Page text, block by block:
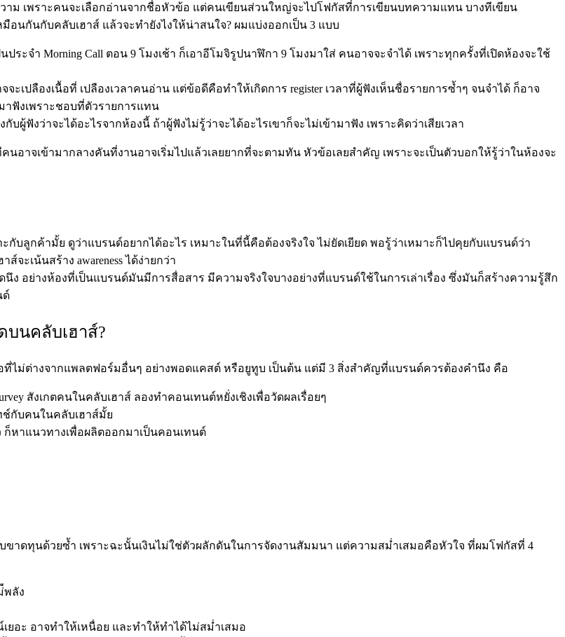
าม เพราะคนจะเลือกอ่านจากชื่อหัวข้อ แต่คนเขียนส่วนใหญ่จะไปโฟกัสที่การเขียนบทความแทน บางทีเขียน
กันกับคลับเฮาส์ แล้วจะทำยังไงให้น่าสนใจ? ผมแบ่งออกเป็น 3 แบบ
ระจำ Morning Call ตอน 9 โมงเช้า ก็เอาอีโมจิรูปนาฬิกา 9 โมงมาใส่ คนอาจจะจำได้ เพราะทุกครั้งที่เปิดห้องจะใช้
จะเปลืองเนื้อที่ เปลืองเวลาคนอ่าน แต่ข้อดีคือทำให้เกิดการ register เวลาที่ผู้ฟังเห็นชื่อรายการซ้ำๆ จนจำได้ ก็อาจ
ฟังเพราะชอบที่ตัวรายการแทน
ผู้ฟังว่าจะได้อะไรจากห้องนี้ ถ้าผู้ฟังไม่รู้ว่าจะได้อะไรเขาก็จะไม่เข้ามาฟัง เพราะคิดว่าเสียเวลา
อาจเข้ามากลางคันที่งานอาจเริ่มไปแล้วเลยยากที่จะตามทัน หัวข้อเลยสำคัญ เพราะจะเป็นตัวบอกให้รู้ว่าในห้องจะ
บลูกค้ามั้ย ดูว่าแบรนด์อยากได้อะไร เหมาะในที่นี้คือต้องจริงใจ ไม่ยัดเยียด พอรู้ว่าเหมาะก็ไปคุยกับแบรนด์ว่า
จะเน้นสร้าง awareness ได้ง่ายกว่า
นึง อย่างห้องที่เป็นแบรนด์มันมีการสื่อสาร มีความจริงใจบางอย่างที่แบรนด์ใช้ในการเล่าเรื่อง ซึ่งมันก็สร้างความรู้สึก
ด์
บนคลับเฮาส์?
ที่ไม่ต่างจากแพลตฟอร์มอื่นๆ อย่างพอดแคสต์ หรือยูทูบ เป็นต้น แต่มี 3 สิ่งสำคัญที่แบรนด์ควรต้องคำนึง คือ
สังเกตคนในคลับเฮาส์ ลองทำคอนเทนต์หยั่งเชิงเพื่อวัดผลเรื่อยๆ
ช์กับคนในคลับเฮาส์มั้ย
ก็หาแนวทางเพื่อผลิตออกมาเป็นคอนเทนต์
บขาดทุนด้วยซ้ำ เพราะฉะนั้นเงินไม่ใช่ตัวผลักดันในการจัดงานสัมมนา แต่ความสม่ำเสมอคือหัวใจ ที่ผมโฟกัสที่ 4
พลัง
ยอะ อาจทำให้เหนื่อย และทำให้ทำได้ไม่สม่ำเสมอ